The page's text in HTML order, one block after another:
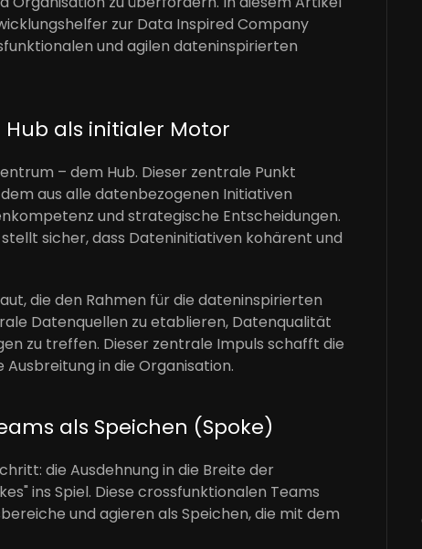
zur Data Inspired Company
und agilen dateninspirierten
als initialer Motor
– dem Hub. Dieser zentrale Punkt
aus alle datenbezogenen Initiativen
und strategische Entscheidungen.
sicher, dass Dateninitiativen kohärent und
die den Rahmen für die dateninspirierten
Datenquellen zu etablieren, Datenqualität
zu treffen. Dieser zentrale Impuls schafft die
in die Organisation.
als Speichen (Spoke)
die Ausdehnung in die Breite der
ins Spiel. Diese crossfunktionalen Teams
und agieren als Speichen, die mit dem